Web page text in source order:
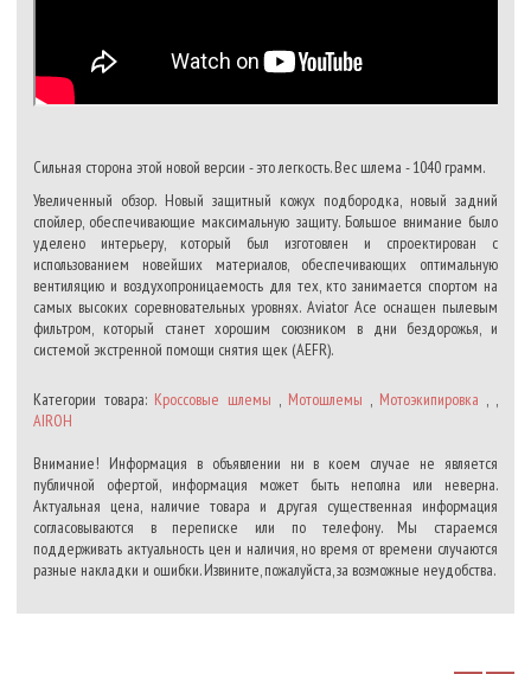
Сильная сторона этой новой версии - это легкость. Вес шлема - 1040 грамм.
Увеличенный обзор. Новый защитный кожух подбородка, новый задний
спойлер, обеспечивающие максимальную защиту. Большое внимание было
уделено интерьеру, который был изготовлен и спроектирован с
использованием новейших материалов, обеспечивающих оптимальную
вентиляцию и воздухопроницаемость для тех, кто занимается спортом на
самых высоких соревновательных уровнях. Aviator Ace оснащен пылевым
фильтром, который станет хорошим союзником в дни бездорожья, и
системой экстренной помощи снятия щек (AEFR).
Категории товара: Кроссовые шлемы , Мотошлемы , Мотоэкипировка , ,
AIROH
Внимание! Информация в объявлении ни в коем случае не является
публичной офертой, информация может быть неполна или неверна.
Актуальная цена, наличие товара и другая существенная информация
согласовываются в переписке или по телефону. Мы стараемся
поддерживать актуальность цен и наличия, но время от времени случаются
разные накладки и ошибки. Извините, пожалуйста, за возможные неудобства.